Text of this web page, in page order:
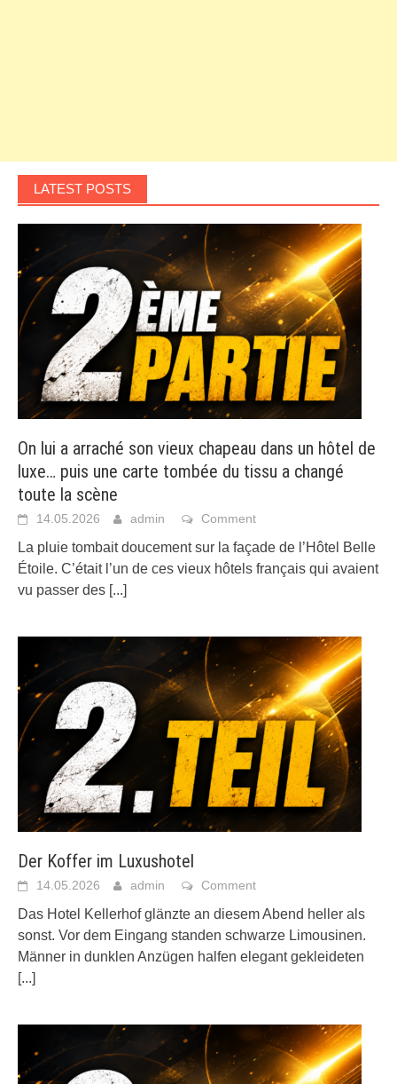
LATEST POSTS
On lui a arraché son vieux chapeau dans un hôtel de
luxe… puis une carte tombée du tissu a changé
toute la scène
14.05.2026 admin Comment
La pluie tombait doucement sur la façade de l’Hôtel Belle
Étoile. C’était l’un de ces vieux hôtels français qui avaient
vu passer des [...]
Der Koffer im Luxushotel
14.05.2026 admin Comment
Das Hotel Kellerhof glänzte an diesem Abend heller als
sonst. Vor dem Eingang standen schwarze Limousinen.
Männer in dunklen Anzügen halfen elegant gekleideten
[...]